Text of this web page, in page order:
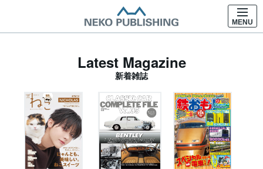
MENU
Latest Magazine
新着雑誌